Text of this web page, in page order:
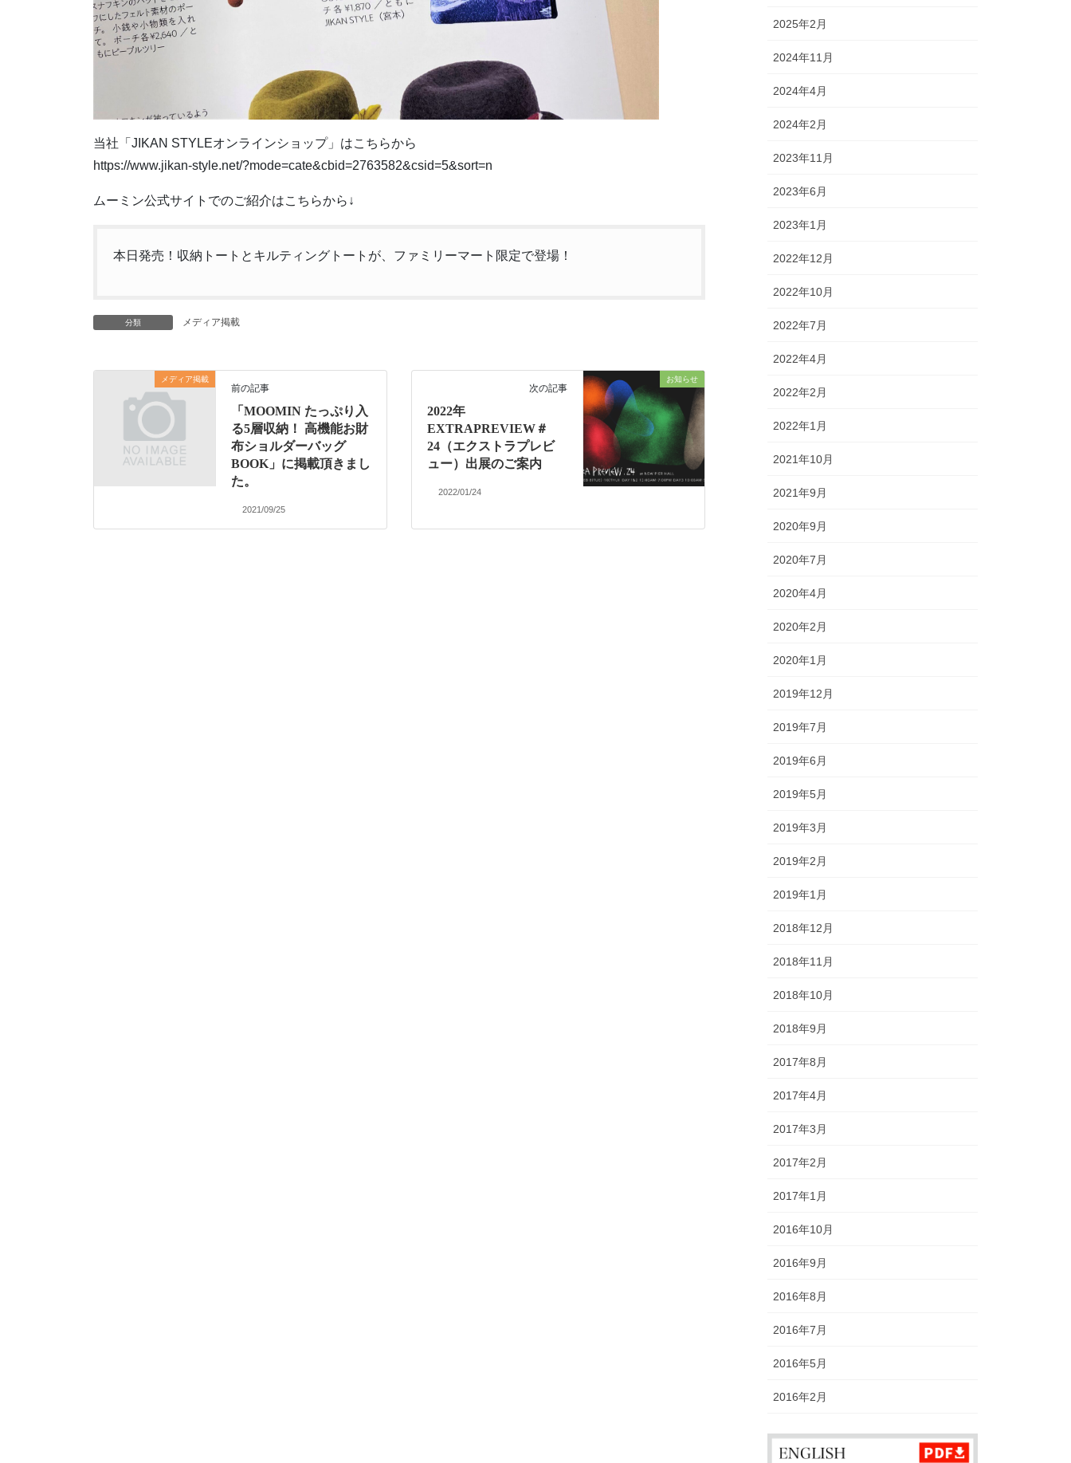
当社「JIKAN STYLEオンラインショップ」はこちらから
https://www.jikan-style.net/?mode=cate&cbid=2763582&csid=5&sort=n
ムーミン公式サイトでのご紹介はこちらから↓
本日発売！収納トートとキルティングトートが、ファミリーマート限定で登場！
分類 メディア掲載
メディア掲載
前の記事
「MOOMIN たっぷり入
る5層収納！ 高機能お財
布ショルダーバッグ
BOOK」に掲載頂きまし
た。
2021/09/25
お知らせ
次の記事
2022年
EXTRAPREVIEW＃
24（エクストラプレビ
ュー）出展のご案内
2022/01/24
2025年2月
2024年11月
2024年4月
2024年2月
2023年11月
2023年6月
2023年1月
2022年12月
2022年10月
2022年7月
2022年4月
2022年2月
2022年1月
2021年10月
2021年9月
2020年9月
2020年7月
2020年4月
2020年2月
2020年1月
2019年12月
2019年7月
2019年6月
2019年5月
2019年3月
2019年2月
2019年1月
2018年12月
2018年11月
2018年10月
2018年9月
2017年8月
2017年4月
2017年3月
2017年2月
2017年1月
2016年10月
2016年9月
2016年8月
2016年7月
2016年5月
2016年2月